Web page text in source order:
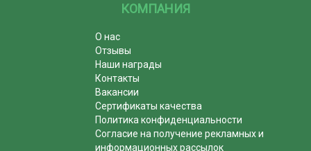
КОМПАНИЯ
О нас
Отзывы
Наши награды
Контакты
Вакансии
Сертификаты качества
Политика конфиденциальности
Согласие на получение рекламных и
информационных рассылок